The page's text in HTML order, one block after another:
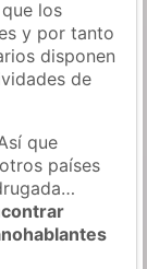
los
y por tanto
disponen
de
que
países